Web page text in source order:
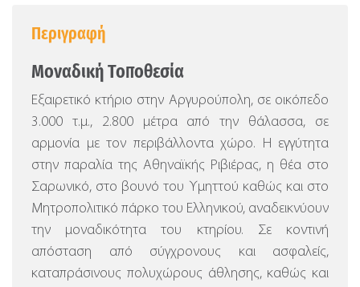
Περιγραφή
Μοναδική Τοποθεσία
Εξαιρετικό κτήριο στην Αργυρούπολη, σε οικόπεδο
3.000 τ.μ., 2.800 μέτρα από την θάλασσα, σε
αρμονία με τον περιβάλλοντα χώρο. Η εγγύτητα
στην παραλία της Αθηναϊκής Ριβιέρας, η θέα στο
Σαρωνικό, στο βουνό του Υμηττού καθώς και στο
Μητροπολιτικό πάρκο του Ελληνικού, αναδεικνύουν
την μοναδικότητα του κτηρίου. Σε κοντινή
απόσταση από σύγχρονους και ασφαλείς,
καταπράσινους πολυχώρους άθλησης, καθώς και